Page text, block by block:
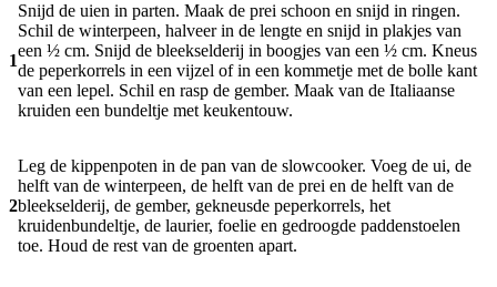
1
Snijd de uien in parten. Maak de prei schoon en snijd in ringen.
Schil de winterpeen, halveer in de lengte en snijd in plakjes van
een ½ cm. Snijd de bleekselderij in boogjes van een ½ cm. Kneus
de peperkorrels in een vijzel of in een kommetje met de bolle kant
van een lepel. Schil en rasp de gember. Maak van de Italiaanse
kruiden een bundeltje met keukentouw.
2
Leg de kippenpoten in de pan van de slowcooker. Voeg de ui, de
helft van de winterpeen, de helft van de prei en de helft van de
bleekselderij, de gember, gekneusde peperkorrels, het
kruidenbundeltje, de laurier, foelie en gedroogde paddenstoelen
toe. Houd de rest van de groenten apart.